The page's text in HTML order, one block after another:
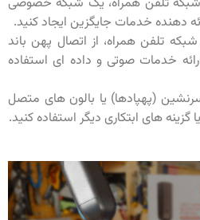
دهنده خدمات جایگزین ایجاد کنید.
شبکه تلفن همراه، از اتصال پهن باند
خدمات صوتی و داده ای استفاده
(پهپادها) یا بالون های متصل
گزینه های ابتکاری دیگر استفاده کنید.